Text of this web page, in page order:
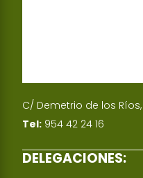
C/ Demetrio de los Ríos,
Tel: 954 42 24 16
DELEGACIONES: